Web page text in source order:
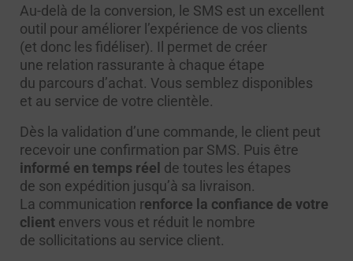
Au-delà de la conversion, le SMS est un excellent
outil pour améliorer l’expérience de vos clients
(et donc les fidéliser). Il permet de créer
une relation rassurante à chaque étape
du parcours d’achat. Vous semblez disponibles
et au service de votre clientèle.
Dès la validation d’une commande, le client peut
recevoir une confirmation par SMS. Puis être
informé en temps réel de toutes les étapes
de son expédition jusqu’à sa livraison.
La communication renforce la confiance de votre
client envers vous et réduit le nombre
de sollicitations au service client.